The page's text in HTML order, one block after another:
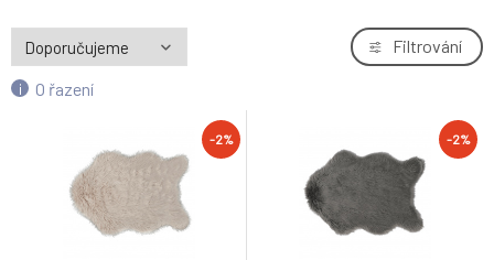
O řazení
Filtrování
-2% -2%